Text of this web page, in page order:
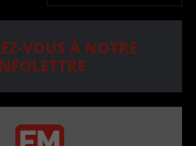
VOUS À NOTRE